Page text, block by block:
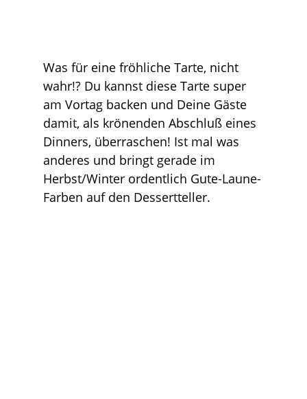
Was für eine fröhliche Tarte, nicht
wahr!? Du kannst diese Tarte super
am Vortag backen und Deine Gäste
damit, als krönenden Abschluß eines
Dinners, überraschen! Ist mal was
anderes und bringt gerade im
Herbst/Winter ordentlich Gute-Laune-
Farben auf den Dessertteller.